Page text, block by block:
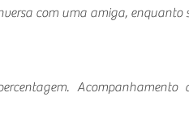
com uma amiga,
Acompanhamento